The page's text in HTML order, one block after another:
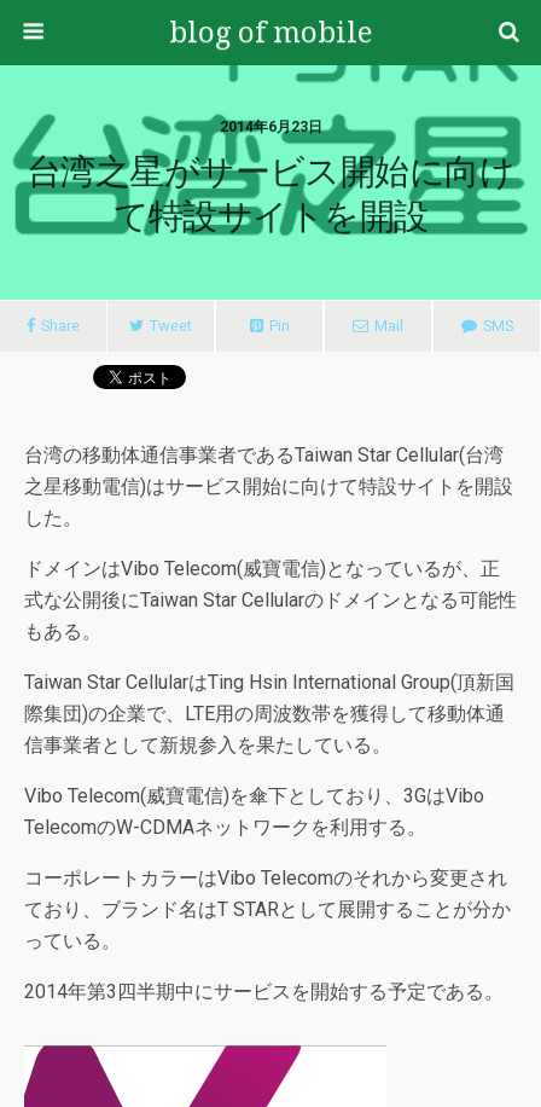
blog of mobile
2014年6月23日
台湾之星がサービス開始に向け
て特設サイトを開設
Share Tweet Pin Mail SMS
台湾の移動体通信事業者であるTaiwan Star Cellular(台湾
之星移動電信)はサービス開始に向けて特設サイトを開設
した。
ドメインはVibo Telecom(威寶電信)となっているが、正
式な公開後にTaiwan Star Cellularのドメインとなる可能性
もある。
Taiwan Star CellularはTing Hsin International Group(頂新国
際集団)の企業で、LTE用の周波数帯を獲得して移動体通
信事業者として新規参入を果たしている。
Vibo Telecom(威寶電信)を傘下としており、3GはVibo
TelecomのW-CDMAネットワークを利用する。
コーポレートカラーはVibo Telecomのそれから変更され
ており、ブランド名はT STARとして展開することが分か
っている。
2014年第3四半期中にサービスを開始する予定である。